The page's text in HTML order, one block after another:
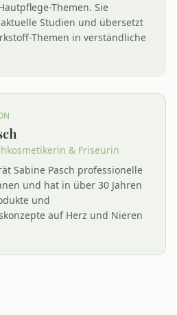
Themen. Sie
Studien und übersetzt
Themen in verständliche
& Friseurin
Sabine Pasch professionelle
und hat in über 30 Jahren
und
auf Herz und Nieren